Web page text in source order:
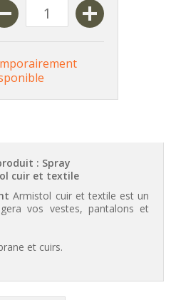
: Spray
cuir et textile
Armistol cuir et textile est un
vos vestes, pantalons et
et cuirs.